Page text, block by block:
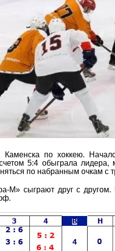
Каменска по хоккею.
5:4 обыграла
по набранным очкам с
сыграют друг с другом.